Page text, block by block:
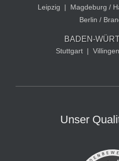
Leipzig | Magdeburg /
Berlin /
BADEN-
Stuttgart |
Unser